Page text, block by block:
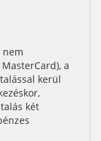
nem
a
kerül
két